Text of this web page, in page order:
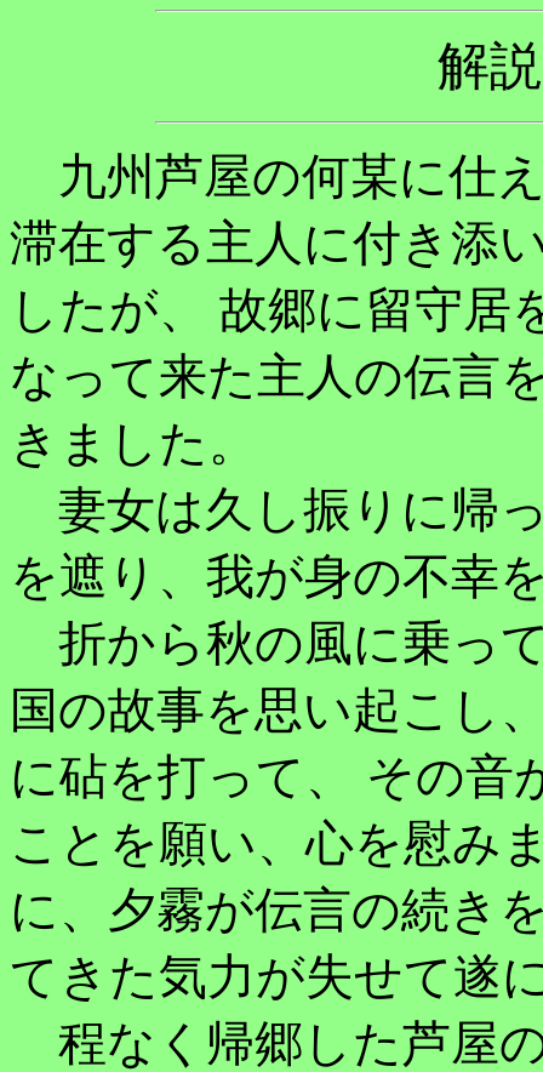
九州芦屋の何某に仕
滞在する主人に付き添
したが、 故郷に留守居
なって来た主人の伝言
きました。
妻女は久し振りに帰
を遮り、我が身の不幸
折から秋の風に乗っ
国の故事を思い起こし
に砧を打って、 その音
ことを願い、心を慰み
に、夕霧が伝言の続き
てきた気力が失せて遂
程なく帰郷した芦屋